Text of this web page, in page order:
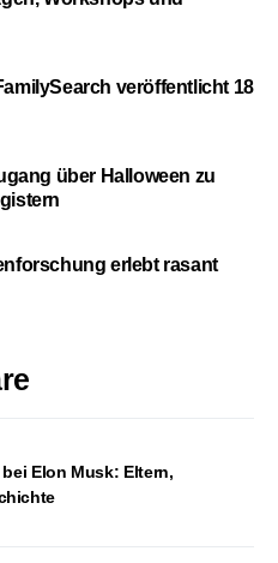
veröffentlicht 18
über Halloween zu
erlebt rasant
Elon Musk: Eltern,